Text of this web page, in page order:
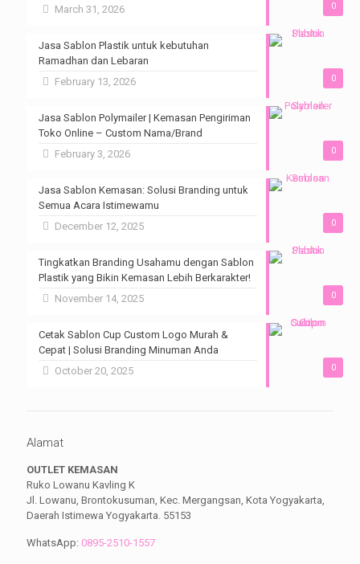
0
March 31, 2026
0
Jasa Sablon Plastik untuk kebutuhan
Ramadhan dan Lebaran
February 13, 2026
0
Jasa Sablon Polymailer | Kemasan Pengiriman
Toko Online – Custom Nama/Brand
February 3, 2026
0
Jasa Sablon Kemasan: Solusi Branding untuk
Semua Acara Istimewamu
December 12, 2025
0
Tingkatkan Branding Usahamu dengan Sablon
Plastik yang Bikin Kemasan Lebih Berkarakter!
November 14, 2025
0
Cetak Sablon Cup Custom Logo Murah &
Cepat | Solusi Branding Minuman Anda
October 20, 2025
Alamat
OUTLET KEMASAN
Ruko Lowanu Kavling K
Jl. Lowanu, Brontokusuman, Kec. Mergangsan, Kota Yogyakarta,
Daerah Istimewa Yogyakarta. 55153
WhatsApp: 0895-2510-1557